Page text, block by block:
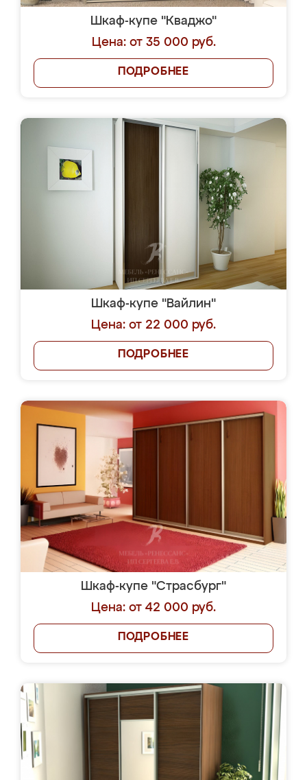
Шкаф-купе "Кваджо"
Цена: от 35 000 руб.
ПОДРОБНЕЕ
Шкаф-купе "Вайлин"
Цена: от 22 000 руб.
ПОДРОБНЕЕ
Шкаф-купе "Страсбург"
Цена: от 42 000 руб.
ПОДРОБНЕЕ